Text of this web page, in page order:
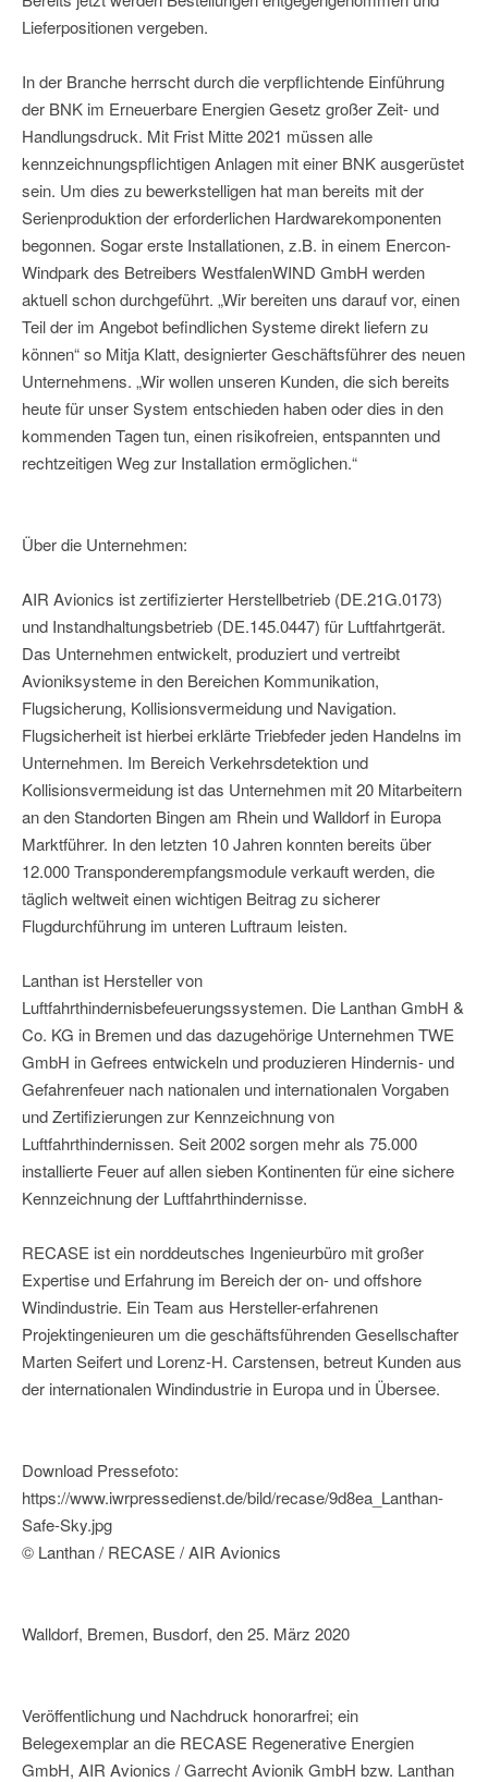
Lieferpositionen vergeben.
In der Branche herrscht durch die verpflichtende Einführung
der BNK im Erneuerbare Energien Gesetz großer Zeit- und
Handlungsdruck. Mit Frist Mitte 2021 müssen alle
kennzeichnungspflichtigen Anlagen mit einer BNK ausgerüstet
sein. Um dies zu bewerkstelligen hat man bereits mit der
Serienproduktion der erforderlichen Hardwarekomponenten
begonnen. Sogar erste Installationen, z.B. in einem Enercon-
Windpark des Betreibers WestfalenWIND GmbH werden
aktuell schon durchgeführt. „Wir bereiten uns darauf vor, einen
Teil der im Angebot befindlichen Systeme direkt liefern zu
können“ so Mitja Klatt, designierter Geschäftsführer des neuen
Unternehmens. „Wir wollen unseren Kunden, die sich bereits
heute für unser System entschieden haben oder dies in den
kommenden Tagen tun, einen risikofreien, entspannten und
rechtzeitigen Weg zur Installation ermöglichen.“
Über die Unternehmen:
AIR Avionics ist zertifizierter Herstellbetrieb (DE.21G.0173)
und Instandhaltungsbetrieb (DE.145.0447) für Luftfahrtgerät.
Das Unternehmen entwickelt, produziert und vertreibt
Avioniksysteme in den Bereichen Kommunikation,
Flugsicherung, Kollisionsvermeidung und Navigation.
Flugsicherheit ist hierbei erklärte Triebfeder jeden Handelns im
Unternehmen. Im Bereich Verkehrsdetektion und
Kollisionsvermeidung ist das Unternehmen mit 20 Mitarbeitern
an den Standorten Bingen am Rhein und Walldorf in Europa
Marktführer. In den letzten 10 Jahren konnten bereits über
12.000 Transponderempfangsmodule verkauft werden, die
täglich weltweit einen wichtigen Beitrag zu sicherer
Flugdurchführung im unteren Luftraum leisten.
Lanthan ist Hersteller von
Luftfahrthindernisbefeuerungssystemen. Die Lanthan GmbH &
Co. KG in Bremen und das dazugehörige Unternehmen TWE
GmbH in Gefrees entwickeln und produzieren Hindernis- und
Gefahrenfeuer nach nationalen und internationalen Vorgaben
und Zertifizierungen zur Kennzeichnung von
Luftfahrthindernissen. Seit 2002 sorgen mehr als 75.000
installierte Feuer auf allen sieben Kontinenten für eine sichere
Kennzeichnung der Luftfahrthindernisse.
RECASE ist ein norddeutsches Ingenieurbüro mit großer
Expertise und Erfahrung im Bereich der on- und offshore
Windindustrie. Ein Team aus Hersteller-erfahrenen
Projektingenieuren um die geschäftsführenden Gesellschafter
Marten Seifert und Lorenz-H. Carstensen, betreut Kunden aus
der internationalen Windindustrie in Europa und in Übersee.
Download Pressefoto:
https://www.iwrpressedienst.de/bild/recase/9d8ea_Lanthan-
Safe-Sky.jpg
© Lanthan / RECASE / AIR Avionics
Walldorf, Bremen, Busdorf, den 25. März 2020
Veröffentlichung und Nachdruck honorarfrei; ein
Belegexemplar an die RECASE Regenerative Energien
GmbH, AIR Avionics / Garrecht Avionik GmbH bzw. Lanthan